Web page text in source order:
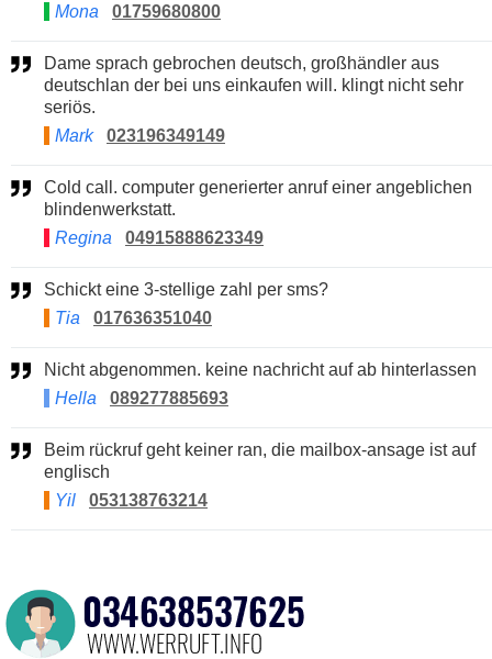
Mona
01759680800
Dame sprach gebrochen deutsch, großhändler aus
deutschlan der bei uns einkaufen will. klingt nicht sehr
seriös.
Mark
023196349149
Cold call. computer generierter anruf einer angeblichen
blindenwerkstatt.
Regina
04915888623349
Schickt eine 3-stellige zahl per sms?
Tia
017636351040
Nicht abgenommen. keine nachricht auf ab hinterlassen
Hella
089277885693
Beim rückruf geht keiner ran, die mailbox-ansage ist auf
englisch
Yil
053138763214